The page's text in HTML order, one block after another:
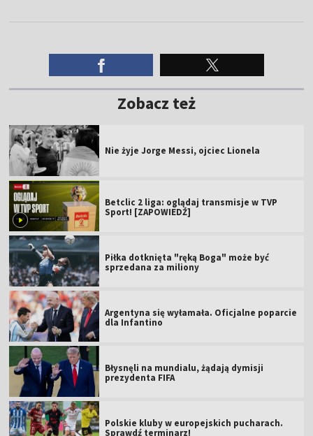
Zobacz też
Nie żyje Jorge Messi, ojciec Lionela
Betclic 2 liga: oglądaj transmisje w TVP
Sport! [ZAPOWIEDŹ]
Piłka dotknięta "ręką Boga" może być
sprzedana za miliony
Argentyna się wyłamała. Oficjalne poparcie
dla Infantino
Błysnęli na mundialu, żądają dymisji
prezydenta FIFA
Polskie kluby w europejskich pucharach.
Sprawdź terminarz!